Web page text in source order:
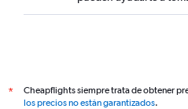
*
Cheapflights siempre trata de obtener
los precios no están garantizados.